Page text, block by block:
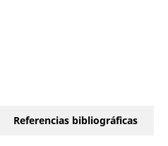
Referencias bibliográficas